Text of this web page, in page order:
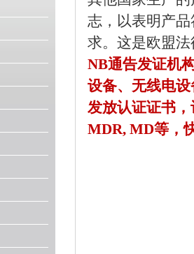
志，以表明产
求。这是欧盟
NB通告发证机
设备、无线电
发放认证证书
MDR, MD等，